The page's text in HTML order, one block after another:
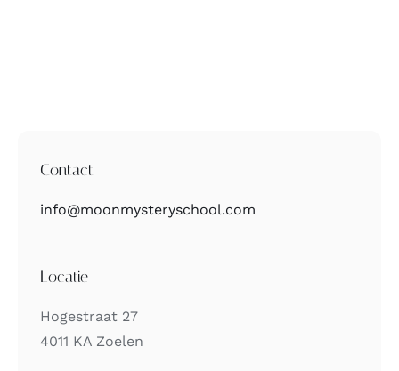
Contact
info@moonmysteryschool.com
Locatie
Hogestraat 27
4011 KA Zoelen